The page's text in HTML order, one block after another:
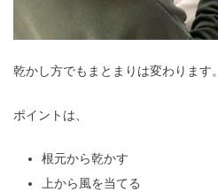
乾かし方でもまとまりは変わります。
ポイントは、
根元から乾かす
上から風を当てる